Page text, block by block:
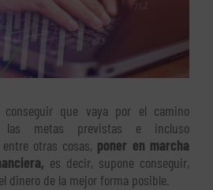
que vaya por el camino
las metas previstas e incluso
otras cosas, poner en marcha
es decir, supone conseguir,
dinero de la mejor forma posible.